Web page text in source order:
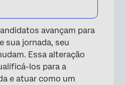
avançam para
sua jornada, seu
Essa alteração
los para a
e atuar como um